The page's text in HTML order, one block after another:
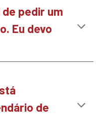
pedir um
Eu devo
de